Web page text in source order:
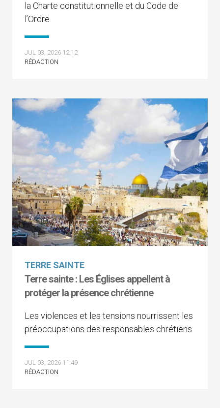
la Charte constitutionnelle et du Code de
l’Ordre
JUL 03, 2026 12:12
RÉDACTION
TERRE SAINTE
Terre sainte : Les Églises appellent à
protéger la présence chrétienne
Les violences et les tensions nourrissent les
préoccupations des responsables chrétiens
JUL 03, 2026 11:49
RÉDACTION